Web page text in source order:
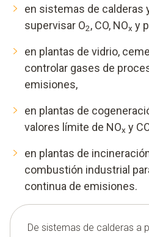
en sistemas de calderas
supervisar O2, CO, NOx y
en plantas de vidrio,
controlar gases de
emisiones,
en plantas de
valores límite de NOx y
en plantas de
combustión industrial
continua de emisiones.
De sistemas de calderas a